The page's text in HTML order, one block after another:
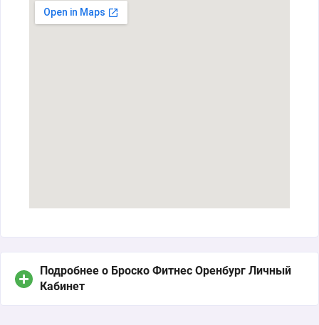
Подробнее о Броско Фитнес Оренбург Личный
Кабинет